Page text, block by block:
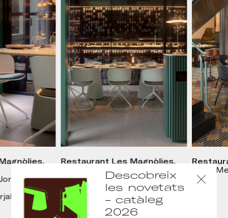
Restaurant Les Magnòlies,
Disseny interior: Jordi
Ginabreda
Foto: Meritxell Arjalaguer
Foto:
Descobreix
les novetats
- catàleg
2026